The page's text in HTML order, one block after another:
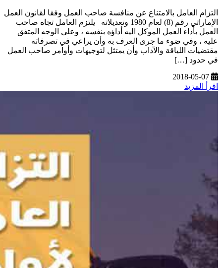
التزام العامل بالامتناع عن منافسة صاحب العمل وفقا لقانون العمل
الإماراتي رقم (8) لعام 1980 وتعديلاته يلتزم العامل تجاه صاحب
العمل بأداء العمل الموكل اليه أداؤه بنفسه ، وعلى الوجه المتفق
عليه ، وفي ضوء ما جرى العرف به وأن يراعي في تصرفاته
مقتضيات اللياقة والآداب وأن يمتثل لتوجيهات وأوامر صاحب العمل
في حدود […]
2018-05-07
اقرأ المزيد